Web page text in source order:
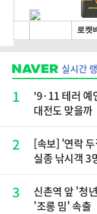
실시간
1
'9·11 테러 예
대전도 맞을까
2
[속보] '연락
실종 낚시객 3
3
신촌역 앞 '청
'조롱 밈' 속출